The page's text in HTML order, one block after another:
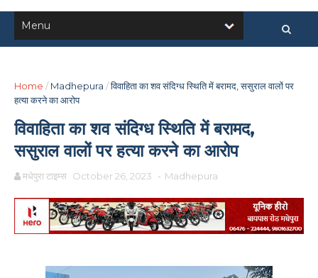
Home / Madhepura /विवाहिता का शव संदिग्ध स्थिति में बरामद, ससुराल वालों पर
हत्या करने का आरोप
विवाहिता का शव संदिग्ध स्थिति में बरामद,
ससुराल वालों पर हत्या करने का आरोप
मधेपुरा टाइम्स October 26, 2023 - Madhepura